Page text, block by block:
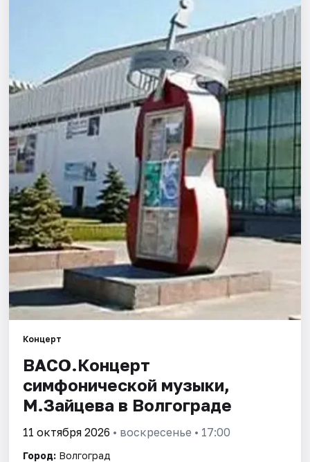
Площадки
Артисты
Рейтинги
Концерт
ВАСО.Концерт
симфонической музыки,
М.Зайцева в Волгограде
11 октября 2026 • воскресенье • 17:00
Город: Волгоград